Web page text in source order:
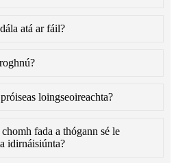
atá ar fáil?
loingseoireachta?
fada a thógann sé le
idirnáisiúnta?